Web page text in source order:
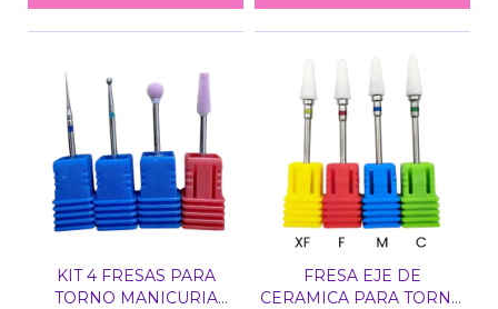
KIT 4 FRESAS PARA
TORNO MANICURIA
FRESA EJE DE
CERAMICA PARA TORNO